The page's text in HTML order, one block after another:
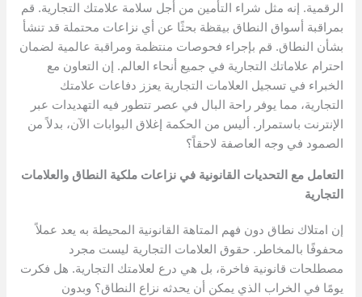
الرقمية. إنه مثل شراء التأمين من أجل سلامة علامتك التجارية. قم
بمراقبة أسواق النطاق بيقظة بحثًا عن أي نزاعات محتملة قد تنشأ
بشأن النطاق. قم بإجراء فحوصات منتظمة ومراقبة عالمية لضمان
احترام علاماتك التجارية في جميع أنحاء العالم. إن التعاون مع
الخبراء في تسجيل العلامات التجارية يعزز دفاعات علامتك
التجارية، مما يوفر راحة البال في عصر تتطور فيه التهديدات عبر
الإنترنت باستمرار. أليس من الحكمة إغلاق البوابات الآن، بدلاً من
الصمود في وجه العاصفة لاحقاً؟
التعامل مع التحديات القانونية في نزاعات ملكية النطاق والعلامات
التجارية
إن امتلاك نطاق دون فهم المتاهة القانونية المحيطة به يعد عملاً
محفوفًا بالمخاطر. حقوق العلامات التجارية ليست مجرد
مصطلحات قانونية فاخرة، بل هي درع لعلامتك التجارية. هل فكرت
يومًا في الخراب الذي يمكن أن يحدثه نزاع النطاق؟ وبدون